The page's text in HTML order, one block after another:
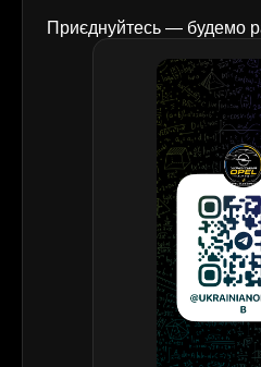
Приєднуйтесь — будемо